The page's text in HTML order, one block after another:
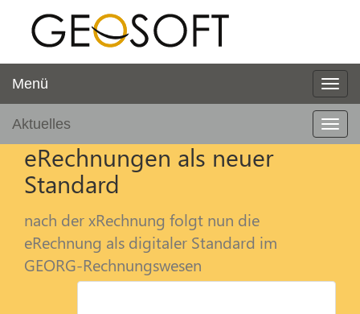
Menü
Aktuelles
eRechnungen als neuer
Standard
nach der xRechnung folgt nun die
eRechnung als digitaler Standard im
GEORG-Rechnungswesen